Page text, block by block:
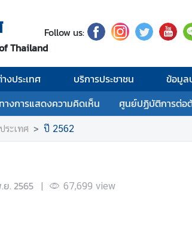
Thailand
Follow us:
งประเทศ บริการประชาชน ข้อมูล
างการแสดงความคิดเห็น ศูนย์ปฏิบัติการต่อ
ระเทศ ปี 2562
. 2565 | 67,699 view